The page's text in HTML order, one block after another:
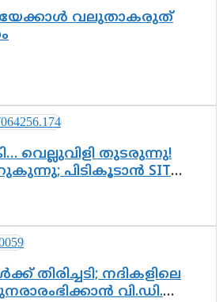
വലുതാകരുത്
വെല്ലുവിളി തുടരുന്നു!
പിടികൂടാൻ SIT
പുറത്തുവരുക
തിരിച്ചടി; നദികളിലെ
വി.ഡി.